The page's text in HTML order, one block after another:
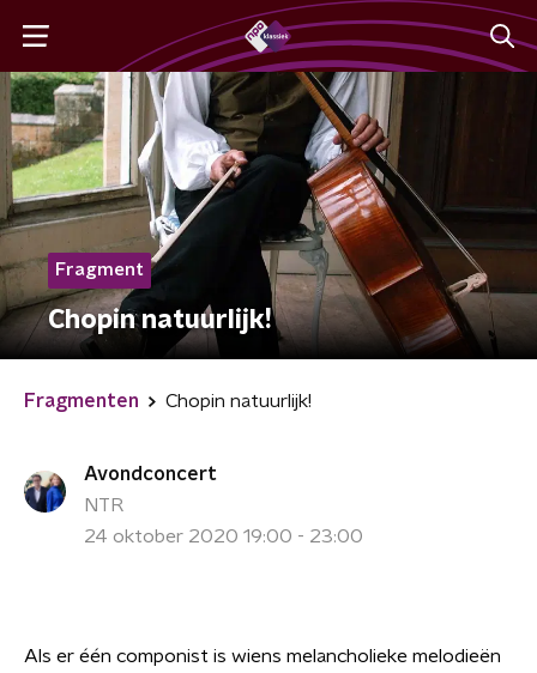
Fragment
Chopin natuurlijk!
Fragmenten Chopin natuurlijk!
Avondconcert
NTR
24 oktober 2020 19:00 - 23:00
Als er één componist is wiens melancholieke melodieën